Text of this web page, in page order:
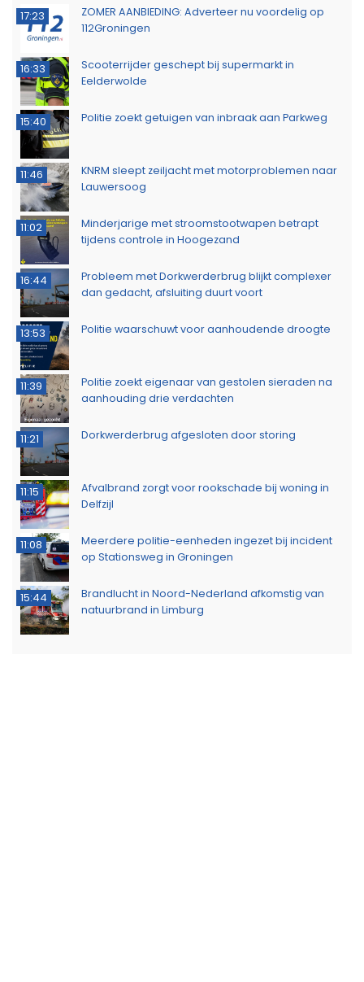
17:23
ZOMER AANBIEDING: Adverteer nu voordelig op
112Groningen
16:33
Scooterrijder geschept bij supermarkt in
Eelderwolde
15:40 Politie zoekt getuigen van inbraak aan Parkweg
11:46
KNRM sleept zeiljacht met motorproblemen naar
Lauwersoog
11:02
Minderjarige met stroomstootwapen betrapt
tijdens controle in Hoogezand
16:44
Probleem met Dorkwerderbrug blijkt complexer
dan gedacht, afsluiting duurt voort
13:53 Politie waarschuwt voor aanhoudende droogte
11:39
Politie zoekt eigenaar van gestolen sieraden na
aanhouding drie verdachten
11:21 Dorkwerderbrug afgesloten door storing
11:15
Afvalbrand zorgt voor rookschade bij woning in
Delfzijl
11:08
Meerdere politie-eenheden ingezet bij incident
op Stationsweg in Groningen
15:44
Brandlucht in Noord-Nederland afkomstig van
natuurbrand in Limburg